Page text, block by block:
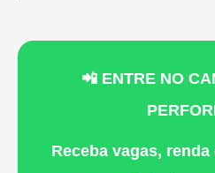
📲 ENTRE NO
Receba vagas,